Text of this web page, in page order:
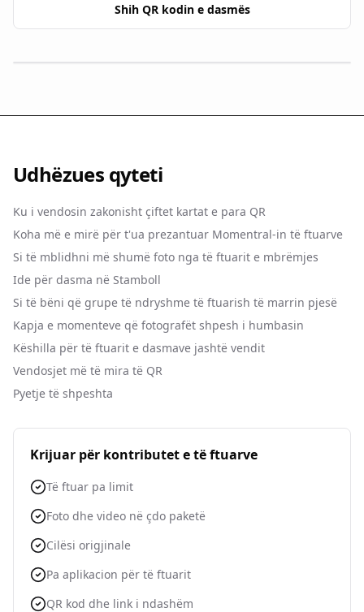
Shih QR kodin e dasmës
Udhëzues qyteti
Ku i vendosin zakonisht çiftet kartat e para QR
Koha më e mirë për t'ua prezantuar Momentral-in të ftuarve
Si të mblidhni më shumë foto nga të ftuarit e mbrëmjes
Ide për dasma në Stamboll
Si të bëni që grupe të ndryshme të ftuarish të marrin pjesë
Kapja e momenteve që fotografët shpesh i humbasin
Këshilla për të ftuarit e dasmave jashtë vendit
Vendosjet më të mira të QR
Pyetje të shpeshta
Krijuar për kontributet e të ftuarve
Të ftuar pa limit
Foto dhe video në çdo paketë
Cilësi origjinale
Pa aplikacion për të ftuarit
QR kod dhe link i ndashëm